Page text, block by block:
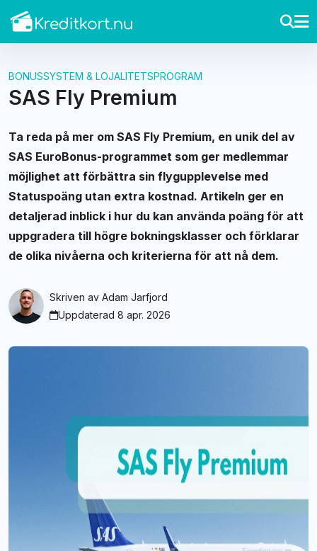
BONUSSYSTEM & LOJALITETSPROGRAM
SAS Fly Premium
Ta reda på mer om SAS Fly Premium, en unik del av
SAS EuroBonus-programmet som ger medlemmar
möjlighet att förbättra sin flygupplevelse med
Statuspoäng utan extra kostnad. Artikeln ger en
detaljerad inblick i hur du kan använda poäng för att
uppgradera till högre bokningsklasser och förklarar
de olika nivåerna och kriterierna för att nå dem.
Skriven av Adam Jarfjord
Uppdaterad 8 apr. 2026